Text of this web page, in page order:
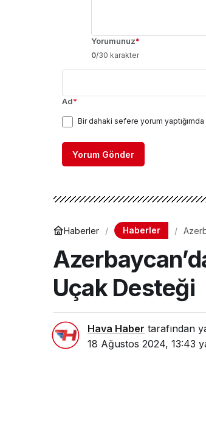
Yorumunuz*
0/30 karakter
Ad*
Bir dahaki sefere yorum
Yorum Gönder
Haberler Haberler
Uçak Desteği
Hava Haber tarafından
18 Ağustos 2024, 13:43